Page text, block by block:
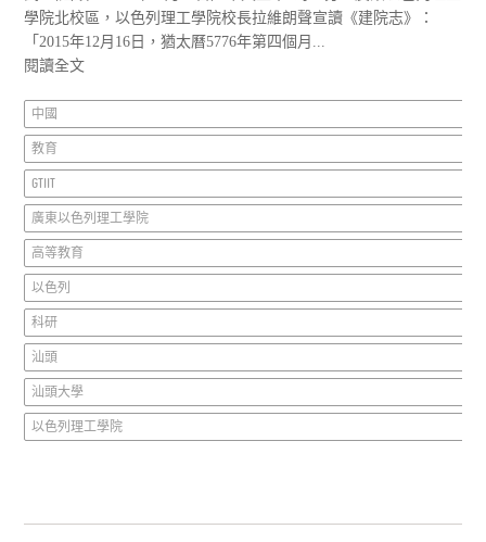
學院北校區，以色列理工學院校長拉維朗聲宣讀《建院志》：
「2015年12月16日，猶太曆5776年第四個月...
閱讀全文
中國
教育
GTIIT
廣東以色列理工學院
高等教育
以色列
科研
汕頭
汕頭大學
以色列理工學院